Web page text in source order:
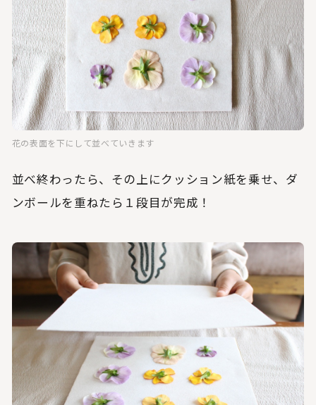
花の表面を下にして並べていきます
並べ終わったら、その上にクッション紙を乗せ、ダ
ンボールを重ねたら１段目が完成！